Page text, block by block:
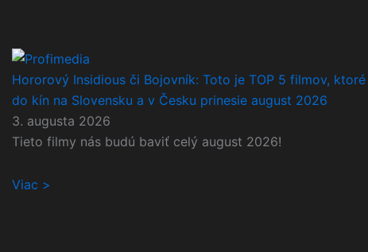
Hororový Insidious či Bojovník: Toto je TOP 5 filmov, ktoré
do kín na Slovensku a v Česku prinesie august 2026
3. augusta 2026
Tieto filmy nás budú baviť celý august 2026!
Viac >